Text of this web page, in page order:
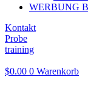
WERBUNG
Kontakt
Probe
training
$0.00 0 Warenkorb